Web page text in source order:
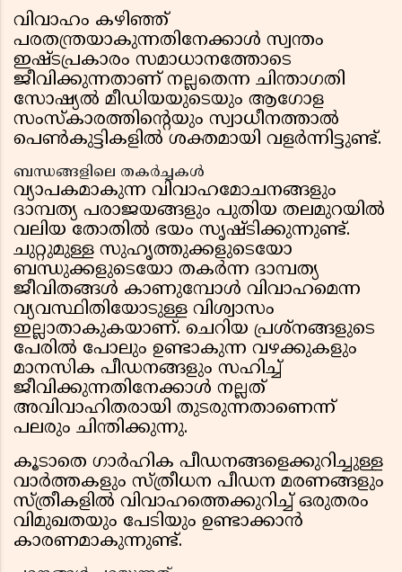
വിവാഹം കഴിഞ്ഞ്
പരതന്ത്രയാകുന്നതിനേക്കാൾ സ്വന്തം
ഇഷ്ടപ്രകാരം സമാധാനത്തോടെ
ജീവിക്കുന്നതാണ് നല്ലതെന്ന ചിന്താഗതി
സോഷ്യൽ മീഡിയയുടെയും ആഗോള
സംസ്കാരത്തിന്റെയും സ്വാധീനത്താൽ
പെൺകുട്ടികളിൽ ശക്തമായി വളർന്നിട്ടുണ്ട്.
ബന്ധങ്ങളിലെ തകർച്ചകൾ
വ്യാപകമാകുന്ന വിവാഹമോചനങ്ങളും
ദാമ്പത്യ പരാജയങ്ങളും പുതിയ തലമുറയിൽ
വലിയ തോതിൽ ഭയം സൃഷ്ടിക്കുന്നുണ്ട്.
ചുറ്റുമുള്ള സുഹൃത്തുക്കളുടെയോ
ബന്ധുക്കളുടെയോ തകർന്ന ദാമ്പത്യ
ജീവിതങ്ങൾ കാണുമ്പോൾ വിവാഹമെന്ന
വ്യവസ്ഥിതിയോടുള്ള വിശ്വാസം
ഇല്ലാതാകുകയാണ്. ചെറിയ പ്രശ്നങ്ങളുടെ
പേരിൽ പോലും ഉണ്ടാകുന്ന വഴക്കുകളും
മാനസിക പീഡനങ്ങളും സഹിച്ച്
ജീവിക്കുന്നതിനേക്കാൾ നല്ലത്
അവിവാഹിതരായി തുടരുന്നതാണെന്ന്
പലരും ചിന്തിക്കുന്നു.
കൂടാതെ ഗാർഹിക പീഡനങ്ങളെക്കുറിച്ചുള്ള
വാർത്തകളും സ്ത്രീധന പീഡന മരണങ്ങളും
സ്ത്രീകളിൽ വിവാഹത്തെക്കുറിച്ച് ഒരുതരം
വിമുഖതയും പേടിയും ഉണ്ടാക്കാൻ
കാരണമാകുന്നുണ്ട്.